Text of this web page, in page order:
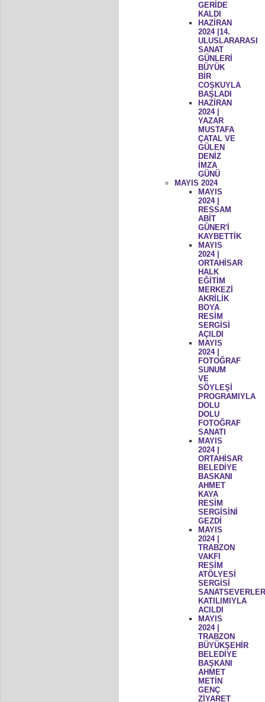
GERİDE
KALDI
HAZİRAN
2024 |14.
ULUSLARARASI
SANAT
GÜNLERİ
BÜYÜK
BİR
COŞKUYLA
BAŞLADI
HAZİRAN
2024 |
YAZAR
MUSTAFA
ÇATAL VE
GÜLEN
DENİZ
İMZA
GÜNÜ
MAYIS 2024
MAYIS
2024 |
RESSAM
ABİT
GÜNER'İ
KAYBETTİK
MAYIS
2024 |
ORTAHİSAR
HALK
EĞİTİM
MERKEZİ
AKRİLİK
BOYA
RESİM
SERGİSİ
AÇILDI
MAYIS
2024 |
FOTOĞRAF
SUNUM
VE
SÖYLEŞİ
PROGRAMIYLA
DOLU
DOLU
FOTOĞRAF
SANATI
MAYIS
2024 |
ORTAHİSAR
BELEDİYE
BASKANI
AHMET
KAYA
RESİM
SERGİSİNİ
GEZDİ
MAYIS
2024 |
TRABZON
VAKFI
RESİM
ATÖLYESİ
SERGİSİ
KATILIMIYLA
ACILDI
MAYIS
2024 |
TRABZON
BÜYÜKŞEHİR
BELEDİYE
BAŞKANI
AHMET
METİN
GENÇ
ZİYARET